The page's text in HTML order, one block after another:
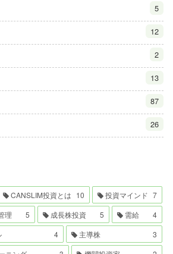
5
12
2
13
87
26
CANSLIM投資とは 10 投資マインド 7
理 5 成長株投資 5 需給
4
4 主導株
3